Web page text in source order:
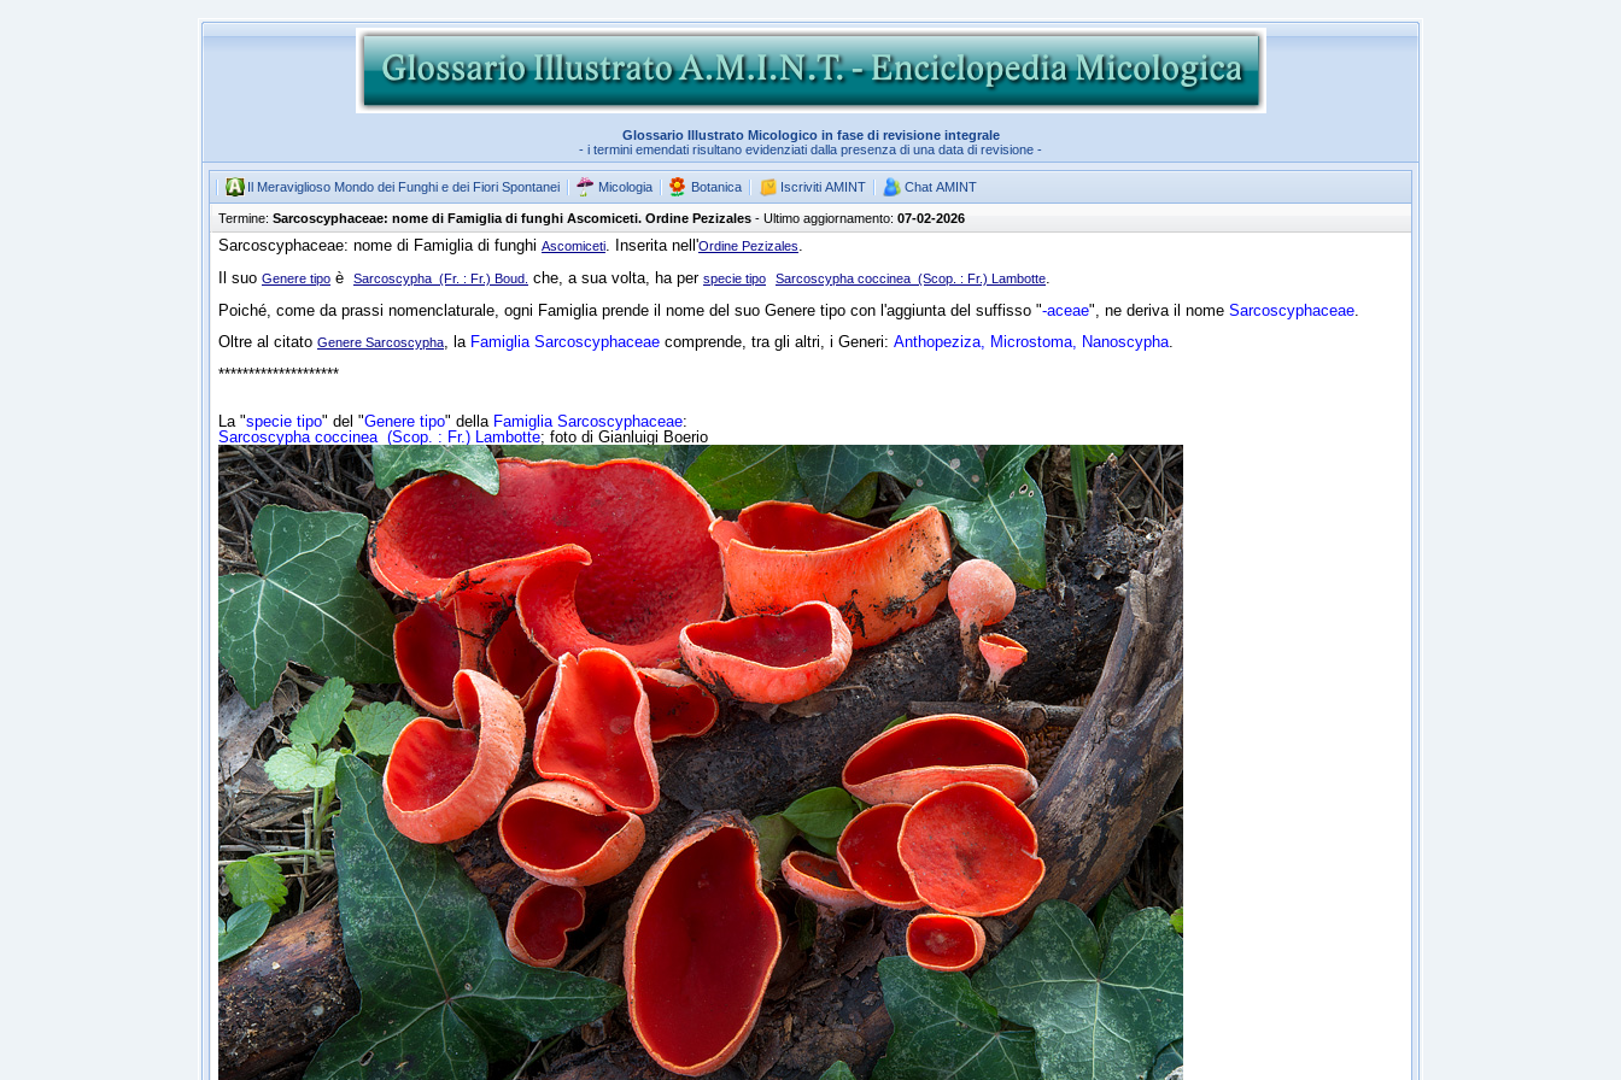
Glossario Illustrato Micologico in fase di revisione integrale
- i termini emendati risultano evidenziati dalla presenza di una data di revisione -
Il Meraviglioso Mondo dei Funghi e dei Fiori Spontanei Micologia Botanica Iscriviti AMINT Chat AMINT
Termine: Sarcoscyphaceae: nome di Famiglia di funghi Ascomiceti. Ordine Pezizales - Ultimo aggiornamento: 07-02-2026
Sarcoscyphaceae: nome di Famiglia di funghi Ascomiceti. Inserita nell'Ordine Pezizales.
Il suo Genere tipo è Sarcoscypha (Fr. : Fr.) Boud. che, a sua volta, ha per specie tipo Sarcoscypha coccinea (Scop. : Fr.) Lambotte.
Poiché, come da prassi nomenclaturale, ogni Famiglia prende il nome del suo Genere tipo con l'aggiunta del suffisso "-aceae", ne deriva il nome Sarcoscyphaceae.
Oltre al citato Genere Sarcoscypha, la Famiglia Sarcoscyphaceae comprende, tra gli altri, i Generi: Anthopeziza, Microstoma, Nanoscypha.
********************
La "specie tipo" del "Genere tipo" della Famiglia Sarcoscyphaceae:
Sarcoscypha coccinea(Scop. : Fr.) Lambotte; foto di Gianluigi Boerio